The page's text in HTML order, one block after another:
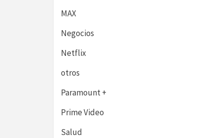
MAX
Negocios
Netflix
otros
Paramount +
Prime Video
Salud